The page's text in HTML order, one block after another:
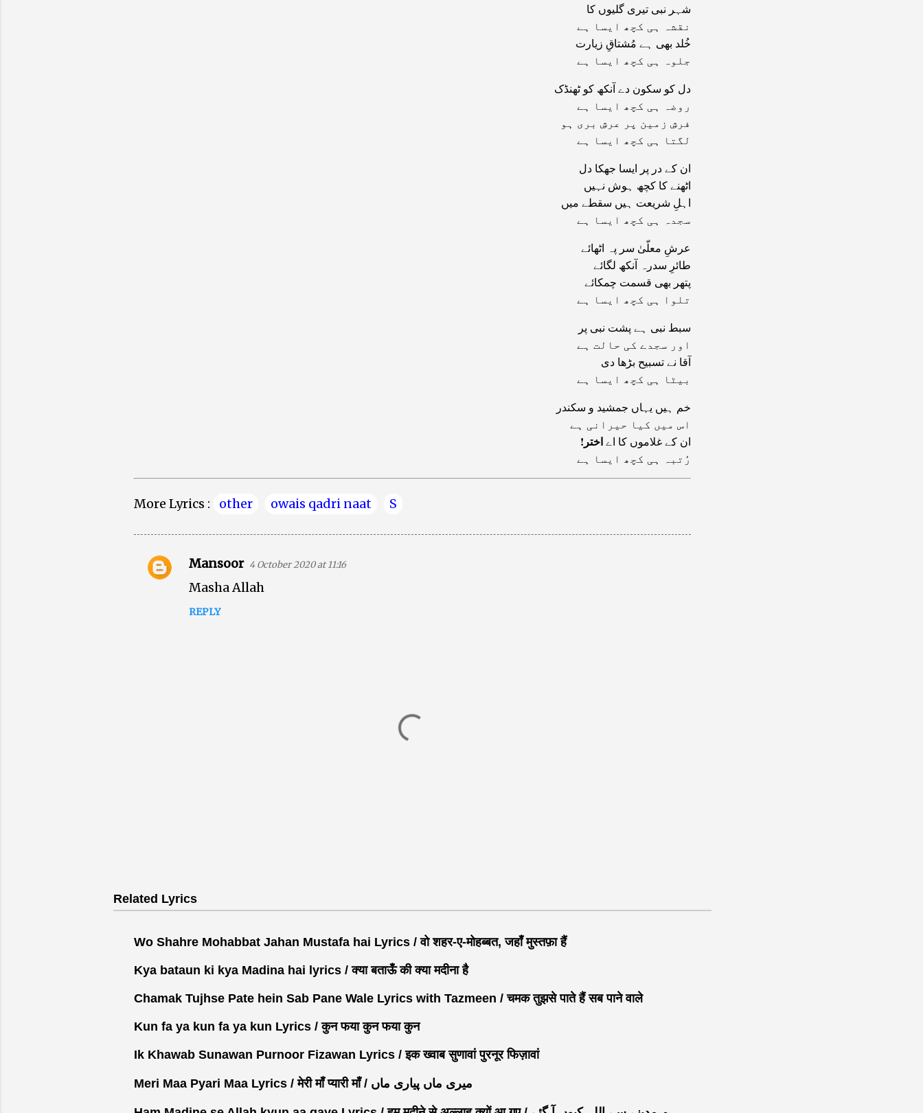
شہر نبی تیری گلیوں کا
نقشہ ہی کچھ ایسا ہے
خُلد بھی ہے مُشتاقِ زیارت
جلوہ ہی کچھ ایسا ہے
دل کو سکون دے آنکھ کو ٹھنڈک
روضہ ہی کچھ ایسا ہے
فرشِ زمین پر عرشِ بری ہو
لگتا ہی کچھ ایسا ہے
ان کے در پر ایسا جھکا دل
اٹھنے کا کچھ ہوش نہیں
اہلِ شریعت ہیں سقطے میں
سجدہ ہی کچھ ایسا ہے
عرشِ معلّیٰ سر پہ اٹھائے
طائرِ سدرہ آنکھ لگائے
پتھر بھی قسمت چمکائے
تلوا ہی کچھ ایسا ہے
سبط نبی ہے پشت نبی پر
اور سجدے کی حالت ہے
آقا نے تسبیح بڑھا دی
بیٹا ہی کچھ ایسا ہے
خم ہیں یہاں جمشید و سکندر
اس میں کیا حیرانی ہے
ان کے غلاموں کا اےاختر!
رُتبہ ہی کچھ ایسا ہے
More Lyrics : other owais qadri naat S
C
Mansoor 4 October 2020 at 11:16
Masha Allah
REPLY
t
a
o
m
e
t
Related Lyrics
Wo Shahre Mohabbat Jahan Mustafa hai Lyrics / वो शहर-ए-मोहब्बत, जहाँ मुस्तफ़ा हैं
Kya bataun ki kya Madina hai lyrics / क्या बताऊँ की क्या मदीना है
Chamak Tujhse Pate hein Sab Pane Wale Lyrics with Tazmeen / चमक तुझसे पाते हैं सब पाने वाले
Kun fa ya kun fa ya kun Lyrics / कुन फया कुन फया कुन
Ik Khawab Sunawan Purnoor Fizawan Lyrics / इक ख्वाब सुणावां पुरनूर फिज़ावां
Meri Maa Pyari Maa Lyrics / मेरी माँ प्यारी माँ / میری ماں پیاری ماں